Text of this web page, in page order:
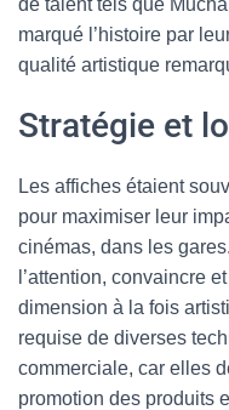
de talent tels que
marqué l’histoire par
qualité artistique
Stratégie et
Les affiches étaient
pour maximiser leur
cinémas, dans les
l’attention, convaincre
dimension à la fois
requise de diverses
commerciale, car elles
promotion des produits